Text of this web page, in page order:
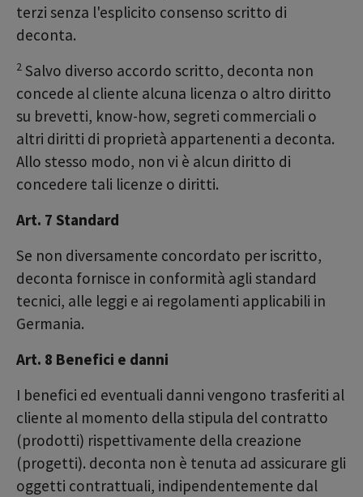
terzi senza l'esplicito consenso scritto di
deconta.
2 Salvo diverso accordo scritto, deconta non
concede al cliente alcuna licenza o altro diritto
su brevetti, know-how, segreti commerciali o
altri diritti di proprietà appartenenti a deconta.
Allo stesso modo, non vi è alcun diritto di
concedere tali licenze o diritti.
Art. 7 Standard
Se non diversamente concordato per iscritto,
deconta fornisce in conformità agli standard
tecnici, alle leggi e ai regolamenti applicabili in
Germania.
Art. 8 Benefici e danni
I benefici ed eventuali danni vengono trasferiti al
cliente al momento della stipula del contratto
(prodotti) rispettivamente della creazione
(progetti). deconta non è tenuta ad assicurare gli
oggetti contrattuali, indipendentemente dal